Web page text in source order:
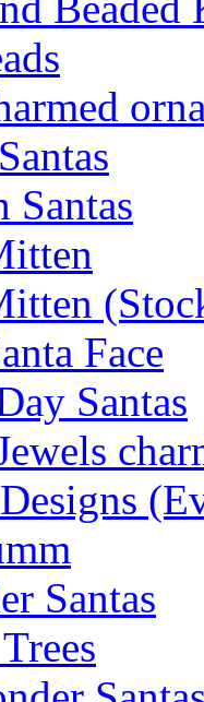
Santas
Face
Santas
Santas